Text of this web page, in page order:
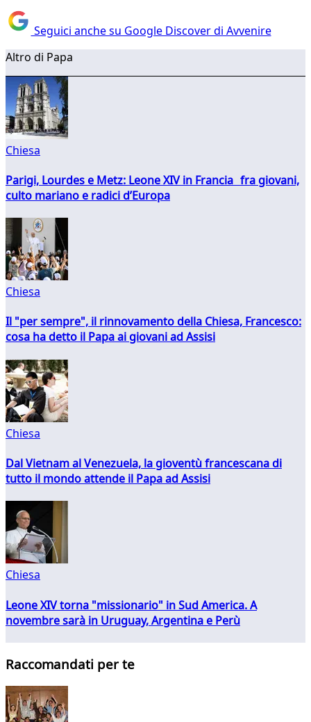
Seguici anche su Google Discover di Avvenire
Altro di Papa
Chiesa
Parigi, Lourdes e Metz: Leone XIV in Francia fra giovani,
culto mariano e radici d’Europa
Chiesa
Il "per sempre", il rinnovamento della Chiesa, Francesco:
cosa ha detto il Papa ai giovani ad Assisi
Chiesa
Dal Vietnam al Venezuela, la gioventù francescana di
tutto il mondo attende il Papa ad Assisi
Chiesa
Leone XIV torna "missionario" in Sud America. A
novembre sarà in Uruguay, Argentina e Perù
Raccomandati per te